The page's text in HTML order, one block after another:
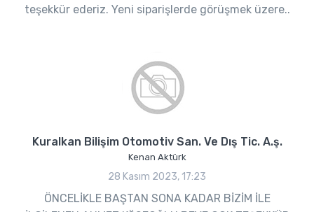
teşekkür ederiz. Yeni siparişlerde görüşmek üzere..
Kuralkan Bilişim Otomotiv San. Ve Dış Tic. A.ş.
Kenan Aktürk
28 Kasım 2023, 17:23
ÖNCELİKLE BAŞTAN SONA KADAR BİZİM İLE